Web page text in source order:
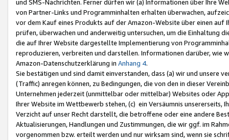
und SMS-Nachrichten. Ferner dürfen wir (a) Informationen über Ihre
von Partner-Links und Programminhalten erhalten überwachen,
vor dem Kauf eines Produkts auf der Amazon-Website über einen
prüfen, überwachen und anderweitig untersuchen, um die Einhaltung
die auf Ihrer Website dargestellte Implementierung von
reproduzieren, verbreiten und darstellen. Informationen darüber, wie
Amazon-Datenschutzerklärung in Anhang 4.
Sie bestätigen und sind damit einverstanden, dass (a) wir und
(Traffic) anregen können, zu Bedingungen, die von den in dieser
Unternehmen jederzeit (unmittelbar oder mittelbar) Websites oder
Ihrer Website im Wettbewerb stehen, (c) ein Versäumnis unsererseits,
Verzicht auf unser Recht darstellt, die betroffene oder eine andere
Aktualisierungen, Handlungen und Zustimmungen, die wir ggf. im
vorgenommen bzw. erteilt werden und nur wirksam sind, wenn sie